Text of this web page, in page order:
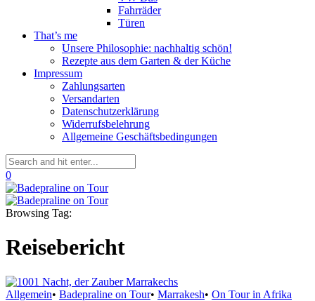
Fahrräder
Türen
That’s me
Unsere Philosophie: nachhaltig schön!
Rezepte aus dem Garten & der Küche
Impressum
Zahlungsarten
Versandarten
Datenschutzerklärung
Widerrufsbelehrung
Allgemeine Geschäftsbedingungen
0
Browsing Tag:
Reisebericht
Allgemein• Badepraline on Tour• Marrakesh• On Tour in Afrika